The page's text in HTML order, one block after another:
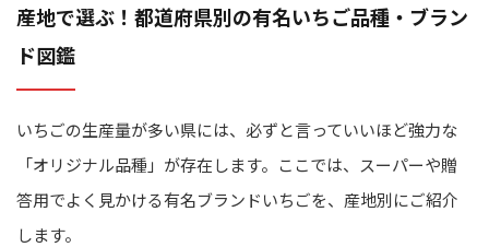
産地で選ぶ！都道府県別の有名いちご品種・ブラン
ド図鑑
いちごの生産量が多い県には、必ずと言っていいほど強力な
「オリジナル品種」が存在します。ここでは、スーパーや贈
答用でよく見かける有名ブランドいちごを、産地別にご紹介
します。